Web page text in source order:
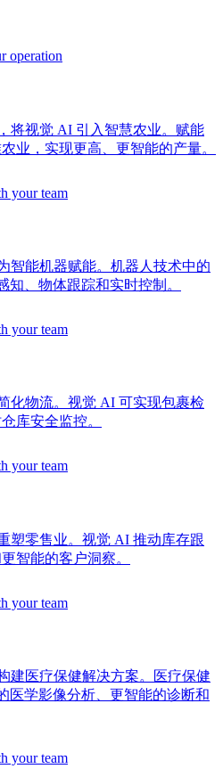
将视觉 AI 引入智慧农业。赋能
业，实现更高、更智能的产量。
智能机器赋能。机器人技术中的
、物体跟踪和实时控制。
化物流。视觉 AI 可实现包裹检
库安全监控。
塑零售业。视觉 AI 推动库存跟
智能的客户洞察。
建医疗保健解决方案。医疗保健
医学影像分析、更智能的诊断和